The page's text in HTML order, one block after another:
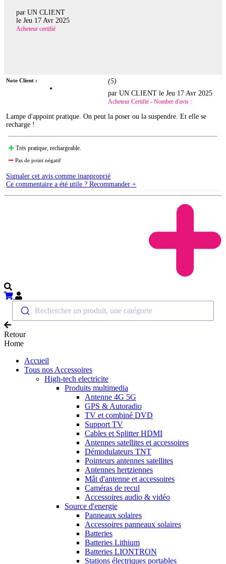
par UN CLIENT
le Jeu 17 Avr 2025
Acheteur certifié
Note Client : (5)
par UN CLIENT leJeu 17 Avr 2025
Acheteur Certifié - Nombre d'avis :
Lampe d'appoint pratique. On peut la poser ou la suspendre. Et elle se
recharge !
Très pratique, rechargeable.
Pas de point négatif
Signaler cet avis comme inapproprié
Ce commentaire a été utile ? Recommander +
Rechercher un produit, une catégorie
Retour
Home
Accueil
Tous nos Accessoires
High-tech electricite
Produits multimedia
Antenne 4G 5G
GPS & Autoradio
TV et combiné DVD
Support TV
Cables et Splitter HDMI
Antennes satellites et accessoires
Démodulateurs TNT
Pointeurs antennes satellites
Antennes hertziennes
Mât d'antenne et accessoires
Caméras de recul
Accessoires audio & vidéo
Source d'energie
Panneaux solaires
Accessoires panneaux solaires
Batteries
Batteries Lithium
Batteries LIONTRON
Stations électriques portables